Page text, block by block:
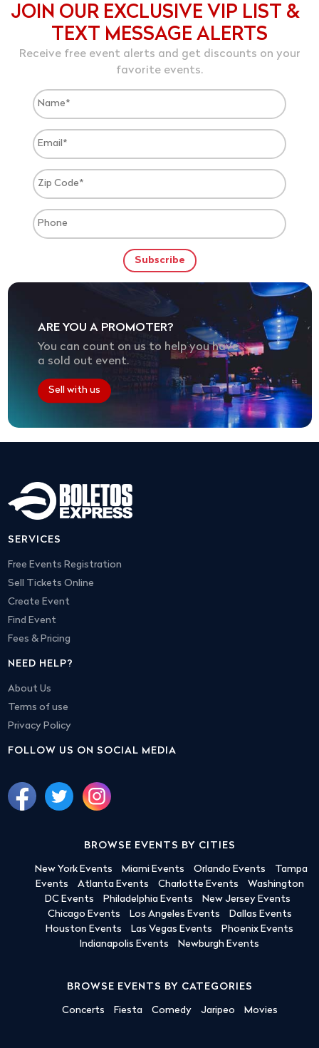
JOIN OUR EXCLUSIVE VIP LIST &
TEXT MESSAGE ALERTS
Receive free event alerts and get discounts on your
favorite events.
ARE YOU A PROMOTER?
You can count on us to help you have
a sold out event.
Sell with us
SERVICES
Free Events Registration
Sell Tickets Online
Create Event
Find Event
Fees & Pricing
NEED HELP?
About Us
Terms of use
Privacy Policy
FOLLOW US ON SOCIAL MEDIA
BROWSE EVENTS BY CITIES
New York Events Miami Events Orlando Events
Tampa
Events
Atlanta Events Charlotte Events
Washington
DC Events
Philadelphia Events
New Jersey Events
Chicago Events
Los Angeles Events
Dallas Events
Houston Events
Las Vegas Events
Phoenix Events
Indianapolis Events
Newburgh Events
BROWSE EVENTS BY CATEGORIES
Concerts Fiesta Comedy Jaripeo Movies